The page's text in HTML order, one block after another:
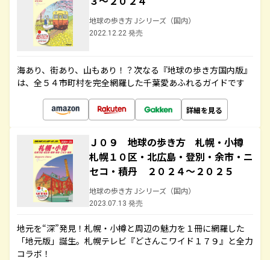
地球の歩き方 Jシリーズ（国内）
2022.12.22 発売
海あり、街あり、山もあり！？次なる『地球の歩き方国内版』
は、全５４市町村を完全網羅した千葉愛あふれるガイドです
詳細を見る
Ｊ０９ 地球の歩き方 札幌・小樽
札幌１０区・北広島・登別・余市・ニ
セコ・積丹 ２０２４～２０２５
地球の歩き方 Jシリーズ（国内）
2023.07.13 発売
地元を“深”発見！札幌・小樽と周辺の魅力を１冊に網羅した
「地元版」誕生。札幌テレビ『どさんこワイド１７９』と全力
コラボ！